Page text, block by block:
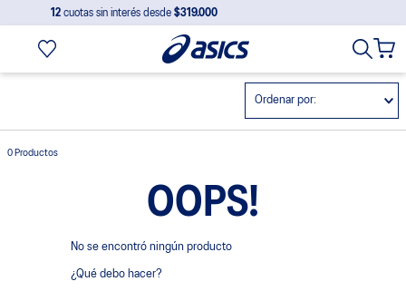
12 cuotas sin interés desde $319.000
Ordenar por
0 Productos
OOPS!
No se encontró ningún producto
¿Qué debo hacer?